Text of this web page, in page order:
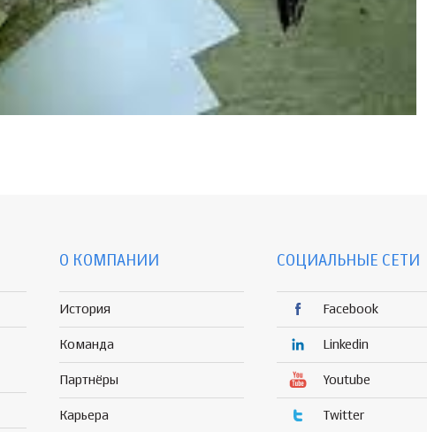
О КОМПАНИИ
История
Команда
Партнёры
Карьера
СОЦИАЛЬНЫЕ СЕТИ
Facebook
Linkedin
Youtube
Twitter